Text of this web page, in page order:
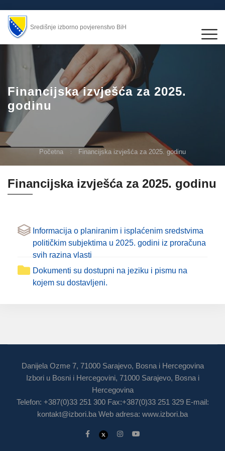
Središnje izborno povjerenstvo BiH
Financijska izvješća za 2025.
godinu
Početna Financijska izvješća za 2025. godinu
Financijska izvješća za 2025. godinu
Informacija o planiranim i isplaćenim sredstvima
političkim subjektima u 2025. godini iz proračuna
svih razina vlasti
Dokumenti su dostupni na jeziku i pismu na
kojem su dostavljeni.
Danijela Ozme 7, 71000 Sarajevo, Bosna i Hercegovina
Izbori u Bosni i Hercegovini, 71000 Sarajevo, Bosna i
Hercegovina
Telefon: +387(0)33 251 300 Fax:+387(0)33 251 329 E-mail:
kontakt@izbori.ba Web adresa: www.izbori.ba